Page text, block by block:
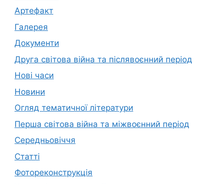
Артефакт
Галерея
Документи
Друга світова війна та післявоєнний період
Нові часи
Новини
Огляд тематичної літератури
Перша світова війна та міжвоєнний період
Середньовіччя
Статті
Фотореконструкція